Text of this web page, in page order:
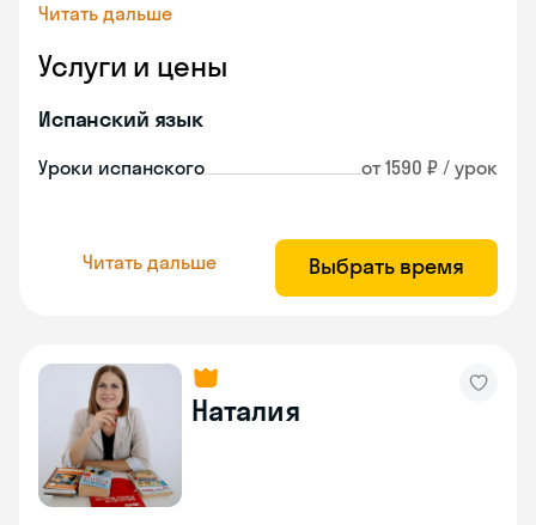
Читать дальше
Услуги и цены
Испанский язык
Уроки испанского от 1590 ₽ / урок
Читать дальше Выбрать время
Наталия